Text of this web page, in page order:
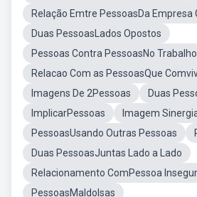
Relação Emtre PessoasDa Empresa
Duas PessoasLados Opostos
Pessoas Contra PessoasNo Trabalho
Relacao Com as PessoasQue
Imagens De 2Pessoas
Duas
ImplicarPessoas
Imagem
PessoasUsando Outras Pessoas
Duas PessoasJuntas Lado a Lado
Relacionamento ComPessoa
PessoasMaldolsas